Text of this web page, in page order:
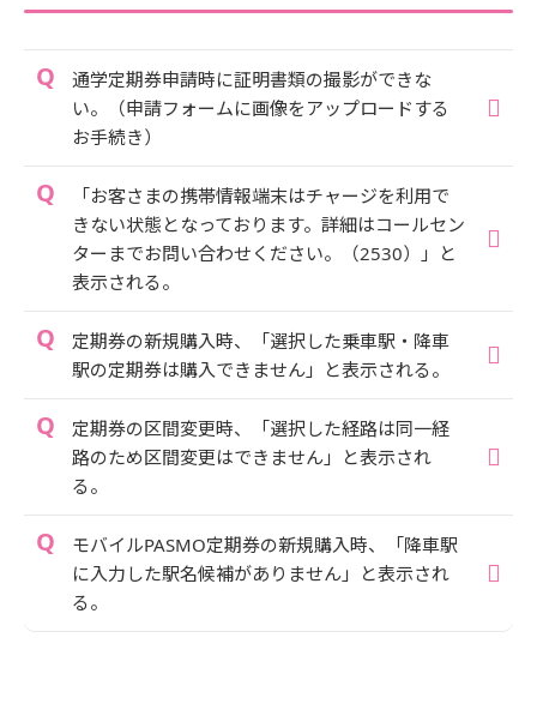
通学定期券申請時に証明書類の撮影ができな
い。（申請フォームに画像をアップロードする
お手続き）
「お客さまの携帯情報端末はチャージを利用で
きない状態となっております。詳細はコールセン
ターまでお問い合わせください。（2530）」と
表示される。
定期券の新規購入時、「選択した乗車駅・降車
駅の定期券は購入できません」と表示される。
定期券の区間変更時、「選択した経路は同一経
路のため区間変更はできません」と表示され
る。
モバイルPASMO定期券の新規購入時、「降車駅
に入力した駅名候補がありません」と表示され
る。